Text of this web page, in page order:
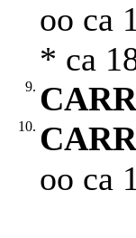
oo ca
* ca
9.
10.
oo ca